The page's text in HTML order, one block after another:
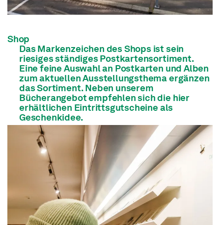
Shop
Das Markenzeichen des Shops ist sein
riesiges ständiges Postkartensortiment.
Eine feine Auswahl an Postkarten und Alben
zum aktuellen Ausstellungsthema ergänzen
das Sortiment. Neben unserem
Bücherangebot empfehlen sich die hier
erhältlichen Eintrittsgutscheine als
Geschenkidee.